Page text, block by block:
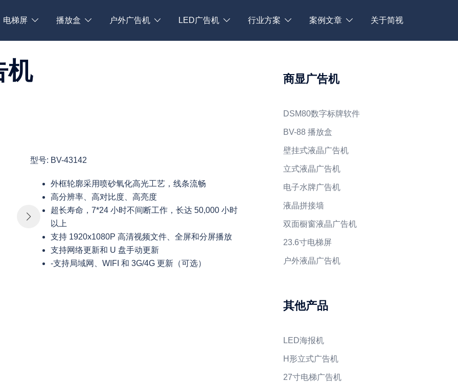
电梯屏 播放盒 户外广告机 LED广告机 行业方案 案例文章 关于简视
机
型号: BV-43142
外框轮廓采用喷砂氧化高光工艺，线条流畅
高分辨率、高对比度、高亮度
超长寿命，7*24 小时不间断工作，长达 50,000 小时
以上
支持 1920x1080P 高清视频文件、全屏和分屏播放
支持网络更新和 U 盘手动更新
-支持局域网、WIFI 和 3G/4G 更新（可选）
商显广告机
DSM80数字标牌软件
BV-88 播放盒
壁挂式液晶广告机
立式液晶广告机
电子水牌广告机
液晶拼接墙
双面橱窗液晶广告机
23.6寸电梯屏
户外液晶广告机
其他产品
LED海报机
H形立式广告机
27寸电梯广告机